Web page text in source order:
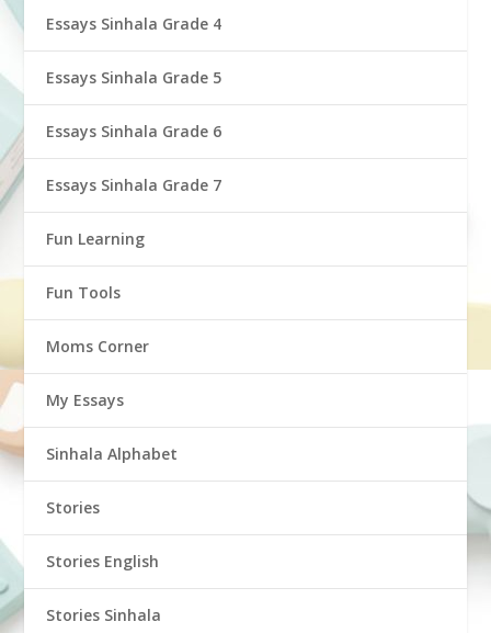
Essays Sinhala Grade 4
Essays Sinhala Grade 5
Essays Sinhala Grade 6
Essays Sinhala Grade 7
Fun Learning
Fun Tools
Moms Corner
My Essays
Sinhala Alphabet
Stories
Stories English
Stories Sinhala